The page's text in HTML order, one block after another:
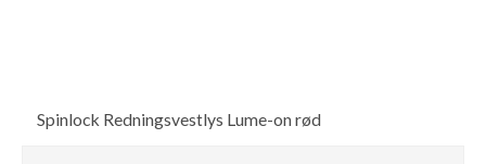
Spinlock Redningsvestlys Lume-on rød